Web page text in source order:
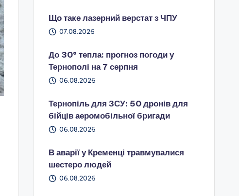
Що таке лазерний верстат з ЧПУ
07.08.2026
До 30° тепла: прогноз погоди у
Тернополі на 7 серпня
06.08.2026
Тернопіль для ЗСУ: 50 дронів для
бійців аеромобільної бригади
06.08.2026
В аварії у Кременці травмувалися
шестеро людей
06.08.2026